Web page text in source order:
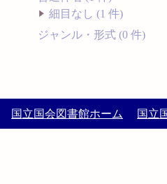
細目なし (1 件)
ジャンル・形式 (0 件)
国立国会図書館ホーム 国立